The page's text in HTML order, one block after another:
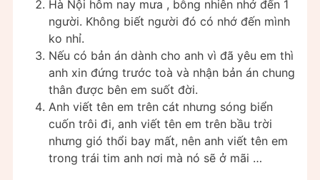
Hà Nội hôm nay mưa , bỗng nhiên nhớ đến 1
người. Không biết người đó có nhớ đến mình
ko nhỉ.
Nếu có bản án dành cho anh vì đã yêu em thì
anh xin đứng trước toà và nhận bản án chung
thân được bên em suốt đời.
Anh viết tên em trên cát nhưng sóng biển
cuốn trôi đi, anh viết tên em trên bầu trời
nhưng gió thổi bay mất, nên anh viết tên em
trong trái tim anh nơi mà nó sẽ ở mãi …